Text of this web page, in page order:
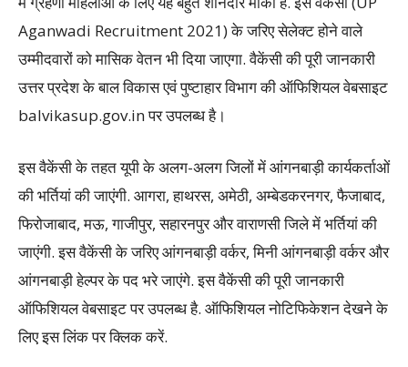
Aganwadi Recruitment 2021) के जरिए सेलेक्ट होने वाले
उम्मीदवारों को मासिक वेतन भी दिया जाएगा. वैकेंसी की पूरी जानकारी
उत्तर प्रदेश के बाल विकास एवं पुष्टाहार विभाग की ऑफिशियल वेबसाइट
balvikasup.gov.in पर उपलब्ध है।
इस वैकेंसी के तहत यूपी के अलग-अलग जिलों में आंगनबाड़ी कार्यकर्ताओं
की भर्तियां की जाएंगी. आगरा, हाथरस, अमेठी, अम्बेडकरनगर, फैजाबाद,
फिरोजाबाद, मऊ, गाजीपुर, सहारनपुर और वाराणसी जिले में भर्तियां की
जाएंगी. इस वैकेंसी के जरिए आंगनबाड़ी वर्कर, मिनी आंगनबाड़ी वर्कर और
आंगनबाड़ी हेल्पर के पद भरे जाएंगे. इस वैकेंसी की पूरी जानकारी
ऑफिशियल वेबसाइट पर उपलब्ध है. ऑफिशियल नोटिफिकेशन देखने के
लिए इस लिंक पर क्लिक करें.